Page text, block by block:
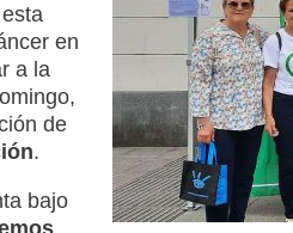
en
a la
de
.
bajo